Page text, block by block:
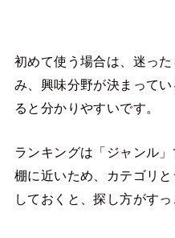
初めて使う場合は、迷っ
み、興味分野が決まって
ると分かりやすいです。
ランキングは「ジャンル
棚に近いため、カテゴリ
しておくと、探し方がすっ